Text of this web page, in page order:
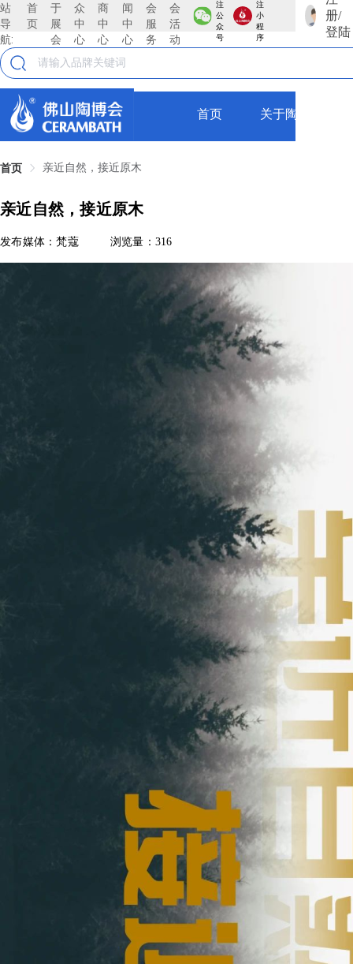
站
导
航:
首
页
于
展
会
众
中
心
商
中
心
闻
中
心
会
服
务
会
活
动
注
公
众
号
注
小
程
序
册/
登陆
首页 关于陶博会
首页 亲近自然，接近原木
亲近自然，接近原木
发布媒体：梵蔻 浏览量：316